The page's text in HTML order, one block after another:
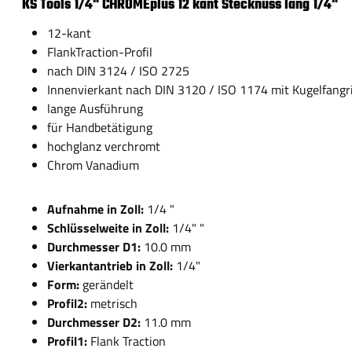
KS Tools 1/4" CHROMEplus 12 kant Stecknuss lang 1/4"
12-kant
FlankTraction-Profil
nach DIN 3124 / ISO 2725
Innenvierkant nach DIN 3120 / ISO 1174 mit
lange Ausführung
für Handbetätigung
hochglanz verchromt
Chrom Vanadium
Aufnahme in Zoll: 1/4 "
Schlüsselweite in Zoll: 1/4" "
Durchmesser D1: 10.0 mm
Vierkantantrieb in Zoll: 1/4"
Form: gerändelt
Profil2: metrisch
Durchmesser D2: 11.0 mm
Profil1: Flank Traction